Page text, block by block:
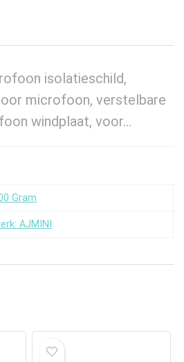
isolatieschild,
microfoon, verstelbare
windplaat, voor…
Gram
AJMINI